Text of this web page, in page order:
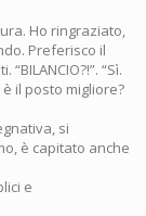
Ho ringraziato,
Preferisco il
“Sì.
il posto migliore?
si
è capitato anche
e